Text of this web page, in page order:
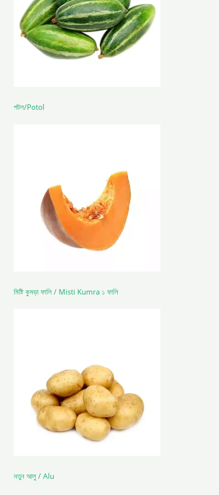
পটল/Potol
মিষ্টি কুমড়া ফালি / Misti Kumra ১ ফালি
নতুন আলু / Alu